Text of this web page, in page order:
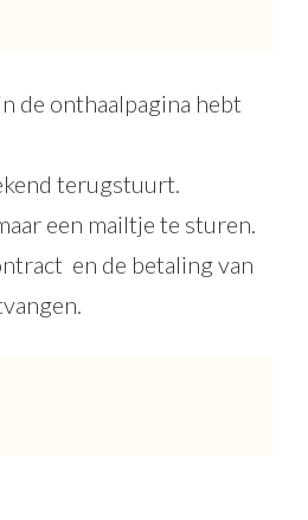
de onthaalpagina hebt
terugstuurt.
een mailtje te sturen.
en de betaling van